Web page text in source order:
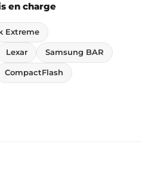
en charge
Extreme
Lexar Samsung BAR
CompactFlash